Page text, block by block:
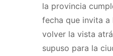
la provincia
fecha que invita a
volver la vista
supuso para la